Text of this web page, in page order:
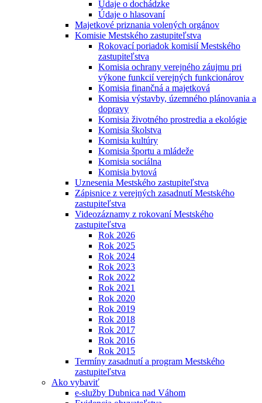
Údaje o dochádzke
Údaje o hlasovaní
Majetkové priznania volených orgánov
Komisie Mestského zastupiteľstva
Rokovací poriadok komisií Mestského
zastupiteľstva
Komisia ochrany verejného záujmu pri
výkone funkcií verejných funkcionárov
Komisia finančná a majetková
Komisia výstavby, územného plánovania a
dopravy
Komisia životného prostredia a ekológie
Komisia školstva
Komisia kultúry
Komisia športu a mládeže
Komisia sociálna
Komisia bytová
Uznesenia Mestského zastupiteľstva
Zápisnice z verejných zasadnutí Mestského
zastupiteľstva
Videozáznamy z rokovaní Mestského
zastupiteľstva
Rok 2026
Rok 2025
Rok 2024
Rok 2023
Rok 2022
Rok 2021
Rok 2020
Rok 2019
Rok 2018
Rok 2017
Rok 2016
Rok 2015
Termíny zasadnutí a program Mestského
zastupiteľstva
Ako vybaviť
e-služby Dubnica nad Váhom